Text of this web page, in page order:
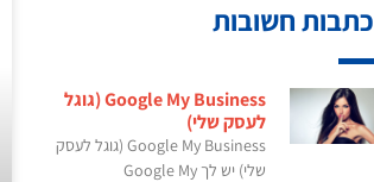
כתבות חשובות
Google My Business (גוגל
לעסק שלי)
Google My Business (גוגל לעסק
שלי) יש לך Google My